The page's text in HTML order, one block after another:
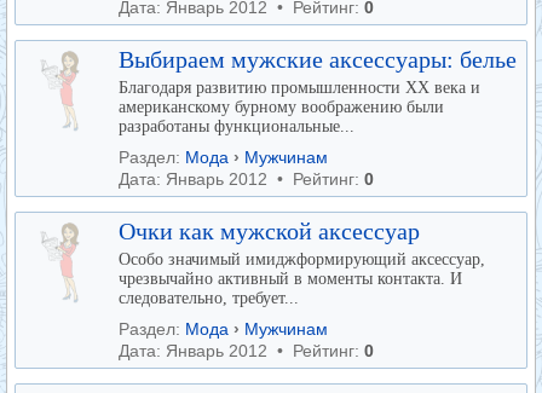
Дата: Январь 2012 • Рейтинг: 0
Выбираем мужские аксессуары: белье
Благодаря развитию промышленности ХХ века и
американскому бурному воображению были
разработаны функциональные...
Раздел: Мода › Мужчинам
Дата: Январь 2012 • Рейтинг: 0
Очки как мужской аксессуар
Особо значимый имиджформирующий аксессуар,
чрезвычайно активный в моменты контакта. И
следовательно, требует...
Раздел: Мода › Мужчинам
Дата: Январь 2012 • Рейтинг: 0